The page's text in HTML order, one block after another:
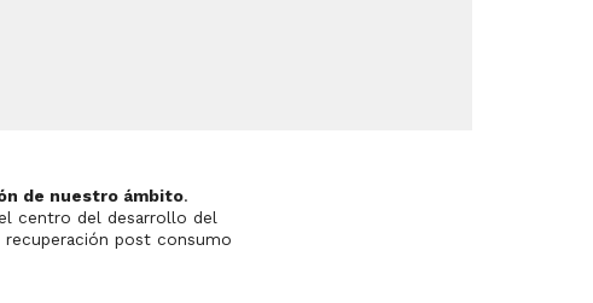
de nuestro ámbito.
desarrollo del
post consumo